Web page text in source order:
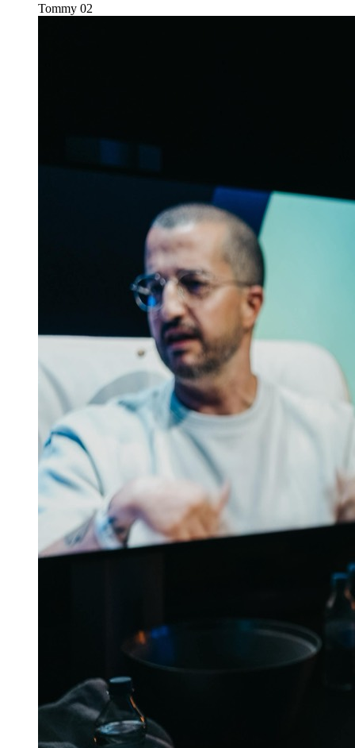
Tommy 02